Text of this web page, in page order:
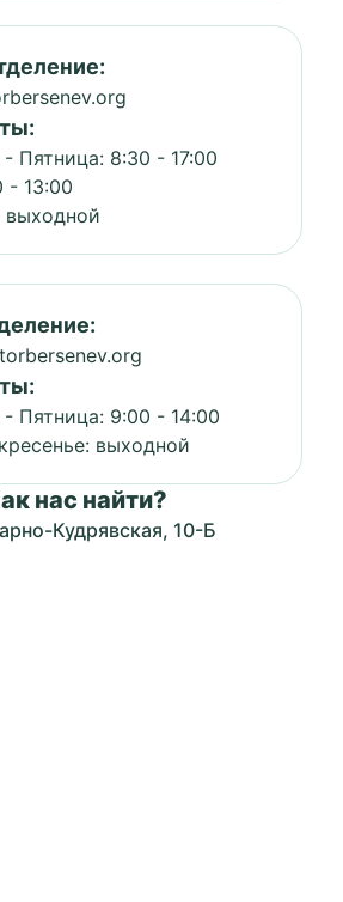
Пятница: 8:30 - 17:00
- 13:00
выходной
Пятница: 9:00 - 14:00
выходной
нас найти?
Кудрявская, 10-Б